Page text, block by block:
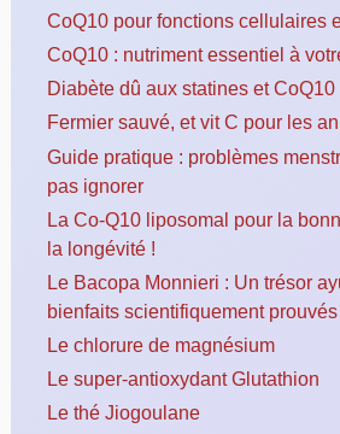
CoQ10 pour fonctions cellulaires
CoQ10 : nutriment essentiel à
Diabète dû aux statines et
Fermier sauvé, et vit C pour les
Guide pratique : problèmes
pas ignorer
La Co-Q10 liposomal pour la
la longévité !
Le Bacopa Monnieri : Un trésor
bienfaits scientifiquement
Le chlorure de magnésium
Le super-antioxydant Glutathion
Le thé Jiogoulane